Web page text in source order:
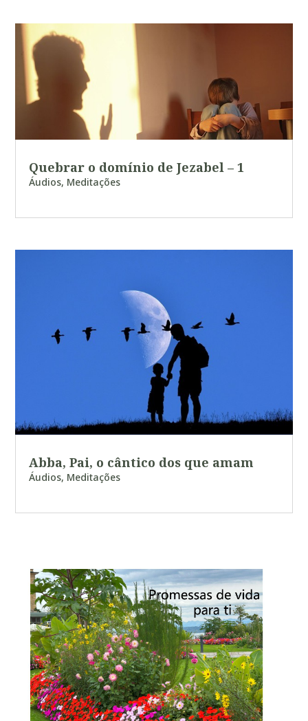
Quebrar o domínio de Jezabel – 1
Áudios, Meditações
Abba, Pai, o cântico dos que amam
Áudios, Meditações